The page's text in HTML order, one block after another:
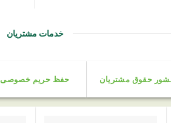
خدمات مشتریان
حقوق مشتریان حفظ حریم خصوصی